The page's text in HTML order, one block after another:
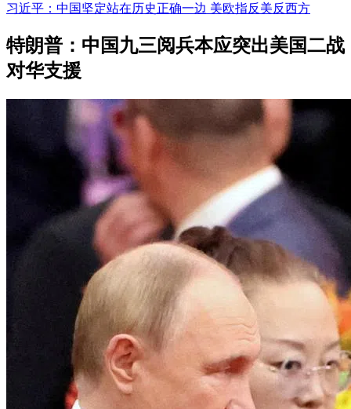
习近平：中国坚定站在历史正确一边 美欧指反美反西方
特朗普：中国九三阅兵本应突出美国二战
对华支援